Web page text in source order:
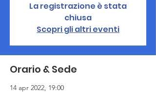
La registrazione è stata
chiusa
Scopri gli altri eventi
Orario & Sede
14 apr 2022, 19:00